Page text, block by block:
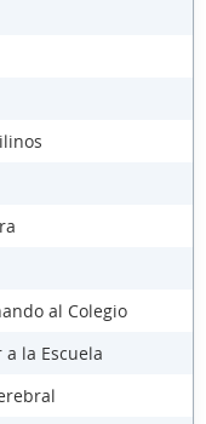
al Colegio
la Escuela